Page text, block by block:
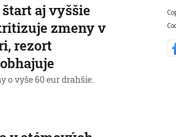
aj vyššie
zmeny v
rezort
o vyše 60 eur drahšie.